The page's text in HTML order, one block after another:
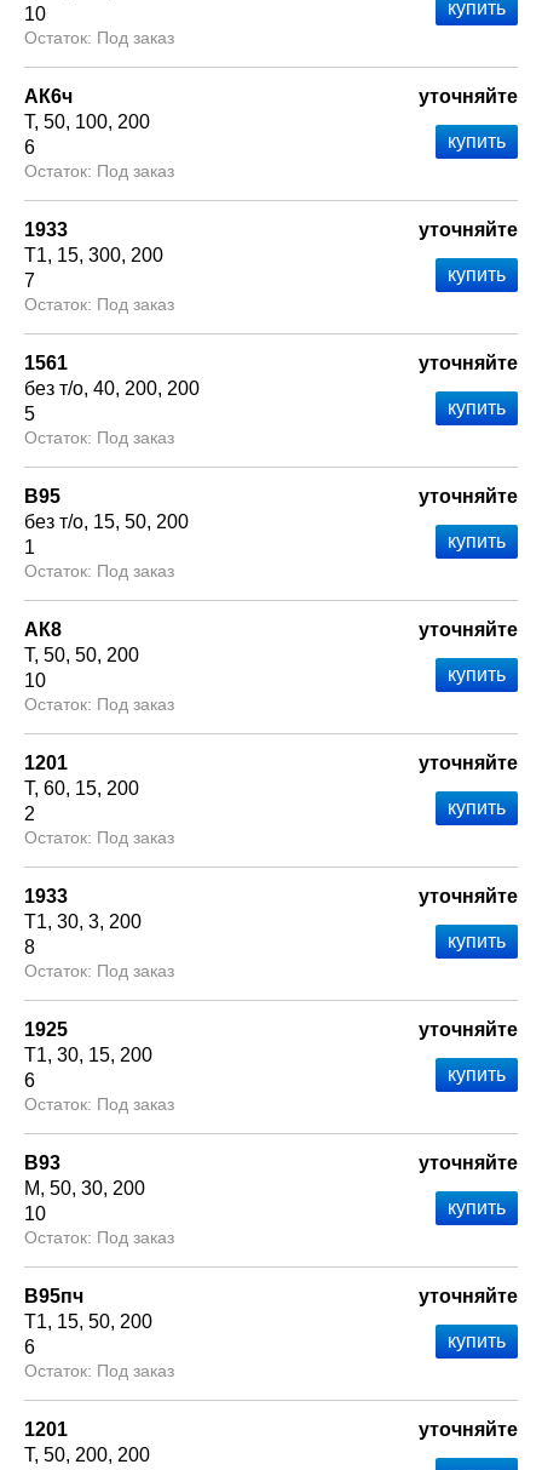
10
Под заказ
АК6ч
Т 50 100 200
6
Под заказ
уточняйте
1933
Т1 15 300 200
7
Под заказ
уточняйте
1561
без т/о 40 200 200
5
Под заказ
уточняйте
В95
без т/о 15 50 200
1
Под заказ
уточняйте
АК8
Т 50 50 200
10
Под заказ
уточняйте
1201
Т 60 15 200
2
Под заказ
уточняйте
1933
Т1 30 3 200
8
Под заказ
уточняйте
1925
Т1 30 15 200
6
Под заказ
уточняйте
В93
М 50 30 200
10
Под заказ
уточняйте
В95пч
Т1 15 50 200
6
Под заказ
уточняйте
1201
Т 50 200 200
уточняйте